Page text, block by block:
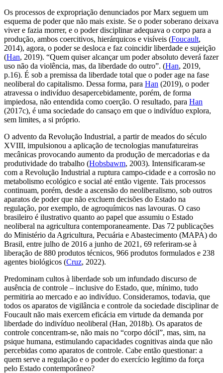
Os processos de expropriação denunciados por Marx seguem um
esquema de poder que não mais existe. Se o poder soberano deixava
viver e fazia morrer, e o poder disciplinar adequava o corpo para a
produção, ambos coercitivos, hierárquicos e visíveis (Foucault,
2014), agora, o poder se desloca e faz coincidir liberdade e sujeição
(Han, 2019). “Quem quiser alcançar um poder absoluto deverá fazer
uso não da violência, mas, da liberdade do outro”. (Han, 2019,
p.16). É sob a premissa da liberdade total que o poder age na fase
neoliberal do capitalismo. Dessa forma, para Han (2019), o poder
atravessa o indivíduo desapercebidamente, porém, de forma
impiedosa, não entendida como coerção. O resultado, para Han
(2017c), é uma sociedade do cansaço em que o indivíduo explora,
sem limites, a si próprio.
O advento da Revolução Industrial, a partir de meados do século
XVIII, impulsionou a aplicação de tecnologias manufatureiras
mecânicas provocando aumento da produção de mercadorias e da
produtividade do trabalho (Hobsbawm, 2003). Intensificaram-se
com a Revolução Industrial a ruptura campo-cidade e a corrosão no
metabolismo ecológico e social até então vigente. Tais processos
continuam, porém, desde a ascensão do neoliberalismo, sob outros
aparatos de poder que não excluem decisões do Estado na
regulação, por exemplo, de agroquímicos nas lavouras. O caso
brasileiro é ilustrativo quanto ao papel que assumiu o Estado
neoliberal na agricultura contemporaneamente. Das 72 publicações
do Ministério da Agricultura, Pecuária e Abastecimento (MAPA) do
Brasil, entre julho de 2016 a junho de 2021, 69 referiram-se à
liberação de 880 produtos técnicos, 966 produtos formulados e 238
agentes biológicos (Cruz, 2022).
Predominam cultos à liberdade sob um infundado discurso de
ausência de controle – inclusive do Estado, que, mínimo, tudo
permitiria ao mercado e ao indivíduo. Consideramos, todavia, que
todos os aparatos de vigilância e controle da sociedade disciplinar de
Foucault não mais exercem eficácia em virtude da demanda por
liberdade do indivíduo neoliberal (Han, 2018b). Os aparatos de
controle concentram-se, não mais no “corpo dócil”, mas, sim, na
psique humana, estimulando capacidades cognitivas ainda que não
percebidas como aparatos de controle. Cabe então questionar: a
quem serve a regulação e o poder do exercício legítimo da força
pelo Estado contemporâneo?